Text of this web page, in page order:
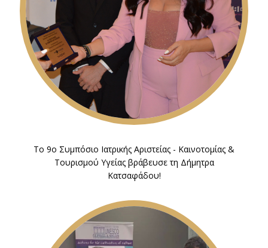
Το 9o Συμπόσιο Ιατρικής Αριστείας - Καινοτομίας &
Τουρισμού Υγείας βράβευσε τη Δήμητρα
Κατσαφάδου!